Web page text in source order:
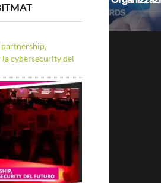
partnership,
la cybersecurity del